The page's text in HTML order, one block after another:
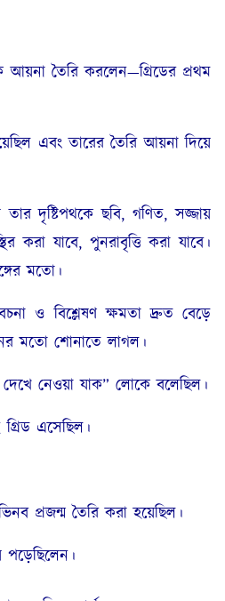
আয়না তৈরি করলেন—গ্রিডের প্রথম
এবং তারের তৈরি আয়না দিয়ে
তার দৃষ্টিপথকে ছবি, গণিত, সজ্জায়
করা যাবে, পুনরাবৃত্তি করা যাবে।
মতো।
ও বিশ্লেষণ ক্ষমতা দ্রুত বেড়ে
মতো শোনাতে লাগল।
নেওয়া যাক” লোকে বলেছিল।
এসেছিল।
প্রজন্ম তৈরি করা হয়েছিল।
পড়েছিলেন।